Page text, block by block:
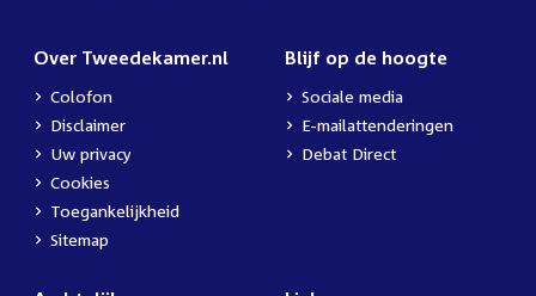
Over Tweedekamer.nl
Colofon
Disclaimer
Uw privacy
Cookies
Toegankelijkheid
Sitemap
Blijf op de hoogte
Sociale media
E-mailattenderingen
Debat Direct